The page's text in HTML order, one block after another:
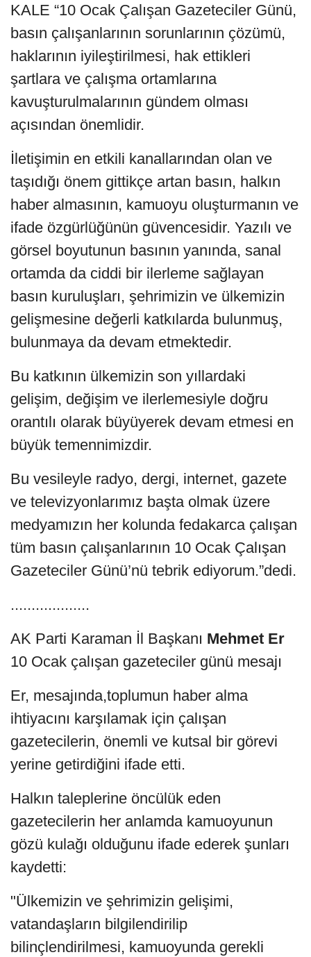
KALE “10 Ocak Çalışan Gazeteciler Günü,
basın çalışanlarının sorunlarının çözümü,
haklarının iyileştirilmesi, hak ettikleri
şartlara ve çalışma ortamlarına
kavuşturulmalarının gündem olması
açısından önemlidir.
İletişimin en etkili kanallarından olan ve
taşıdığı önem gittikçe artan basın, halkın
haber almasının, kamuoyu oluşturmanın ve
ifade özgürlüğünün güvencesidir. Yazılı ve
görsel boyutunun basının yanında, sanal
ortamda da ciddi bir ilerleme sağlayan
basın kuruluşları, şehrimizin ve ülkemizin
gelişmesine değerli katkılarda bulunmuş,
bulunmaya da devam etmektedir.
Bu katkının ülkemizin son yıllardaki
gelişim, değişim ve ilerlemesiyle doğru
orantılı olarak büyüyerek devam etmesi en
büyük temennimizdir.
Bu vesileyle radyo, dergi, internet, gazete
ve televizyonlarımız başta olmak üzere
medyamızın her kolunda fedakarca çalışan
tüm basın çalışanlarının 10 Ocak Çalışan
Gazeteciler Günü’nü tebrik ediyorum.”dedi.
...................
AK Parti Karaman İl Başkanı Mehmet Er
10 Ocak çalışan gazeteciler günü mesajı
Er, mesajında,toplumun haber alma
ihtiyacını karşılamak için çalışan
gazetecilerin, önemli ve kutsal bir görevi
yerine getirdiğini ifade etti.
Halkın taleplerine öncülük eden
gazetecilerin her anlamda kamuoyunun
gözü kulağı olduğunu ifade ederek şunları
kaydetti:
"Ülkemizin ve şehrimizin gelişimi,
vatandaşların bilgilendirilip
bilinçlendirilmesi, kamuoyunda gerekli